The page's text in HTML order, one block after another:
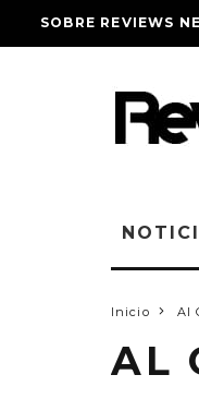
SOBRE REVIEWS
Inicio Al
AL